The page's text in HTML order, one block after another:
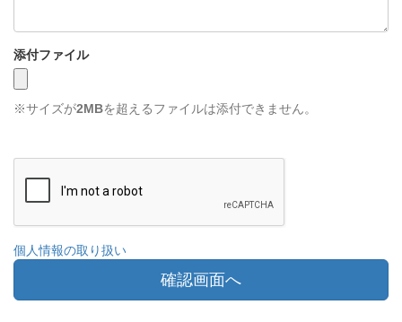
添付ファイル
※サイズが2MBを超えるファイルは添付できません。
個人情報の取り扱い
確認画面へ